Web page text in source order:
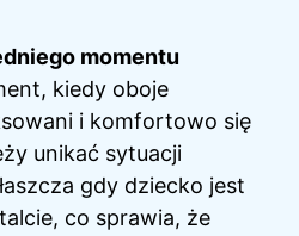
momentu
kiedy oboje
i komfortowo się
unikać sytuacji
gdy dziecko jest
co sprawia, że